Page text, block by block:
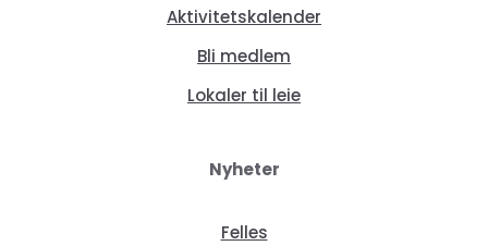
Aktivitetskalender
Bli medlem
Lokaler til leie
Nyheter
Felles